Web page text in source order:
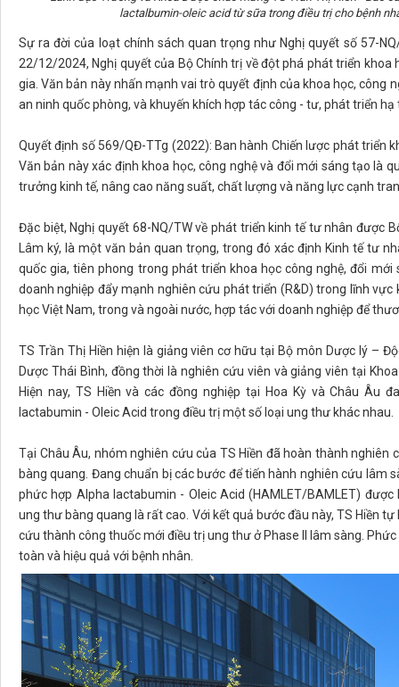
lactalbumin-oleic acid từ sữa trong điều trị cho bệnh
Sự ra đời của loạt chính sách quan trọng như Nghị quyết số 57-
22/12/2024, Nghị quyết của Bộ Chính trị về đột phá phát triển khoa
gia. Văn bản này nhấn mạnh vai trò quyết định của khoa học, công
an ninh quốc phòng, và khuyến khích hợp tác công - tư, phát triển hạ
Quyết định số 569/QĐ-TTg (2022): Ban hành Chiến lược phát triển
Văn bản này xác định khoa học, công nghệ và đổi mới sáng tạo là
trưởng kinh tế, nâng cao năng suất, chất lượng và năng lực cạnh
Đặc biệt, Nghị quyết 68-NQ/TW về phát triển kinh tế tư nhân được
Lâm ký, là một văn bản quan trọng, trong đó xác định Kinh tế tư
quốc gia, tiên phong trong phát triển khoa học công nghệ, đổi
doanh nghiệp đẩy mạnh nghiên cứu phát triển (R&D) trong lĩnh
học Việt Nam, trong và ngoài nước, hợp tác với doanh nghiệp để
TS Trần Thị Hiền hiện là giảng viên cơ hữu tại Bộ môn Dược lý –
Dược Thái Bình, đồng thời là nghiên cứu viên và giảng viên tại
Hiện nay, TS Hiền và các đồng nghiệp tại Hoa Kỳ và Châu Âu
lactabumin - Oleic Acid trong điều trị một số loại ung thư khác nhau.
Tại Châu Âu, nhóm nghiên cứu của TS Hiền đã hoàn thành
bàng quang. Đang chuẩn bị các bước để tiến hành nghiên cứu lâm
phức hợp Alpha lactabumin - Oleic Acid (HAMLET/BAMLET)
ung thư bàng quang là rất cao. Với kết quả bước đầu này, TS Hiền
cứu thành công thuốc mới điều trị ung thư ở Phase II lâm sàng.
toàn và hiệu quả với bệnh nhân.